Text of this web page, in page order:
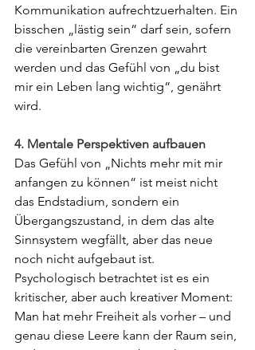
Kommunikation aufrechtzuerhalten. Ein
bisschen „lästig sein“ darf sein, sofern
die vereinbarten Grenzen gewahrt
werden und das Gefühl von „du bist
mir ein Leben lang wichtig“, genährt
wird.
4. Mentale Perspektiven aufbauen
Das Gefühl von „Nichts mehr mit mir
anfangen zu können“ ist meist nicht
das Endstadium, sondern ein
Übergangszustand, in dem das alte
Sinnsystem wegfällt, aber das neue
noch nicht aufgebaut ist.
Psychologisch betrachtet ist es ein
kritischer, aber auch kreativer Moment:
Man hat mehr Freiheit als vorher – und
genau diese Leere kann der Raum sein,